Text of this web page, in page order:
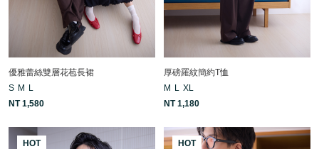
優雅蕾絲雙層花苞長裙
S M
L
NT 1,580
厚磅羅紋簡約T恤
M
L XL
NT 1,180
HOT HOT